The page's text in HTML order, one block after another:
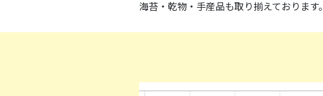
海苔・乾物・手産品も取り揃えております。